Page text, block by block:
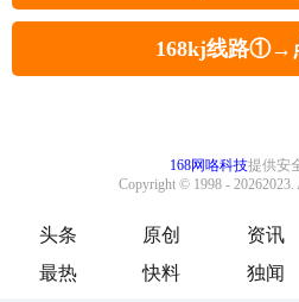
头条 原创 资讯
最热
快料 独闻